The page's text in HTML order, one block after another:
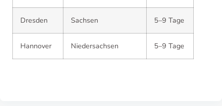
Dresden Sachsen 5–9 Tage
Hannover Niedersachsen 5–9 Tage